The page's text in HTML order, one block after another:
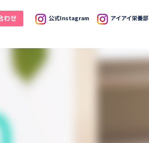
わせ 公式Instagram アイアイ栄養部